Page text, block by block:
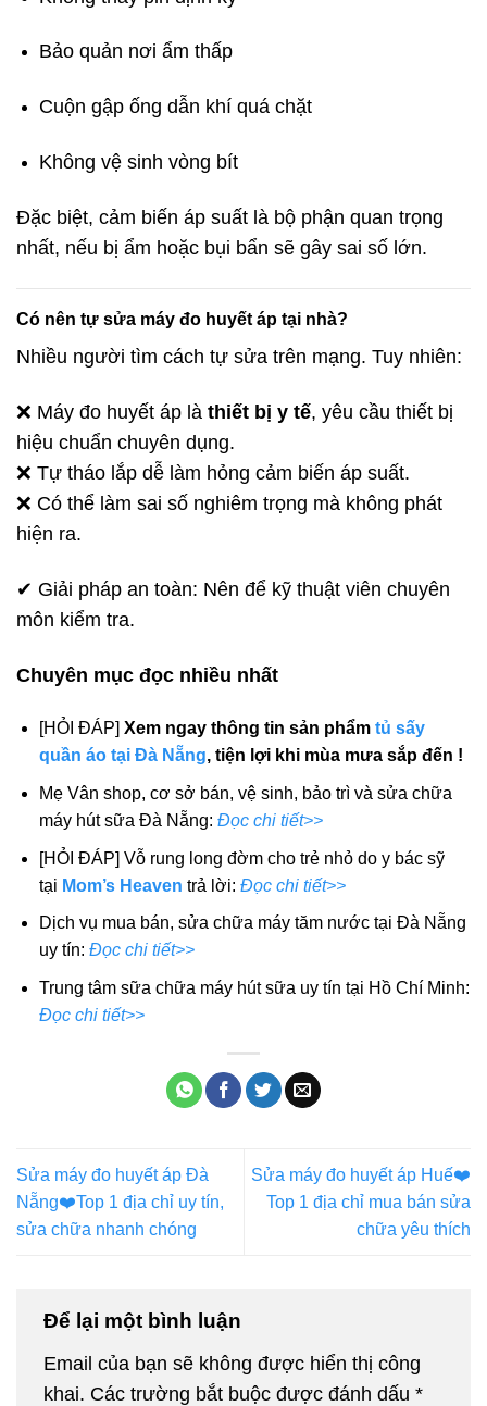
Bảo quản nơi ẩm thấp
Cuộn gập ống dẫn khí quá chặt
Không vệ sinh vòng bít
Đặc biệt, cảm biến áp suất là bộ phận quan trọng
nhất, nếu bị ẩm hoặc bụi bẩn sẽ gây sai số lớn.
Có nên tự sửa máy đo huyết áp tại nhà?
Nhiều người tìm cách tự sửa trên mạng. Tuy nhiên:
❌ Máy đo huyết áp là thiết bị y tế, yêu cầu thiết bị
hiệu chuẩn chuyên dụng.
❌ Tự tháo lắp dễ làm hỏng cảm biến áp suất.
❌ Có thể làm sai số nghiêm trọng mà không phát
hiện ra.
✔ Giải pháp an toàn: Nên để kỹ thuật viên chuyên
môn kiểm tra.
Chuyên mục đọc nhiều nhất
[HỎI ĐÁP] Xem ngay thông tin sản phẩm tủ sấy
quần áo tại Đà Nẵng, tiện lợi khi mùa mưa sắp đến !
Mẹ Vân shop, cơ sở bán, vệ sinh, bảo trì và sửa chữa
máy hút sữa Đà Nẵng: Đọc chi tiết>>
[HỎI ĐÁP] Vỗ rung long đờm cho trẻ nhỏ do y bác sỹ
tại Mom’s Heaven trả lời: Đọc chi tiết>>
Dịch vụ mua bán, sửa chữa máy tăm nước tại Đà Nẵng
uy tín: Đọc chi tiết>>
Trung tâm sữa chữa máy hút sữa uy tín tại Hồ Chí Minh:
Đọc chi tiết>>
Sửa máy đo huyết áp Đà
Nẵng❤️️Top 1 địa chỉ uy tín,
sửa chữa nhanh chóng
Sửa máy đo huyết áp Huế❤️️
Top 1 địa chỉ mua bán sửa
chữa yêu thích
Để lại một bình luận
Email của bạn sẽ không được hiển thị công
khai. Các trường bắt buộc được đánh dấu *